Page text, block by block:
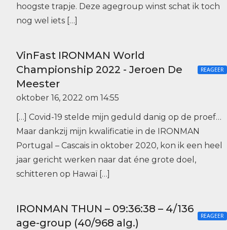
hoogste trapje. Deze agegroup winst schat ik toch
nog wel iets […]
VinFast IRONMAN World
Championship 2022 - Jeroen De
Meester
REAGEER
oktober 16, 2022 om 14:55
[…] Covid-19 stelde mijn geduld danig op de proef…
Maar dankzij mijn kwalificatie in de IRONMAN
Portugal – Cascais in oktober 2020, kon ik een heel
jaar gericht werken naar dat éne grote doel,
schitteren op Hawaï […]
IRONMAN THUN – 09:36:38 – 4/136
age-group (40/968 alg.)
REAGEER